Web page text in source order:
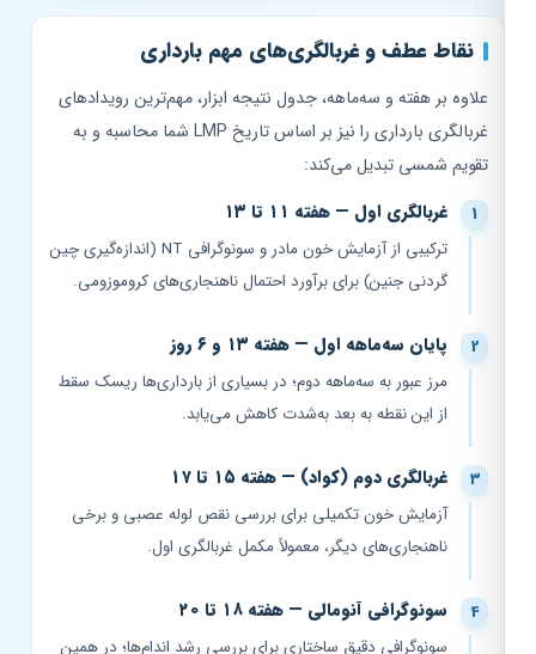
نقاط عطف و غربالگری‌های مهم بارداری
علاوه بر هفته و سه‌ماهه، جدول نتیجه ابزار، مهم‌ترین رویدادهای
غربالگری بارداری را نیز بر اساس تاریخ LMP شما محاسبه و به
تقویم شمسی تبدیل می‌کند:
غربالگری اول — هفته ۱۱ تا ۱۳
ترکیبی از آزمایش خون مادر و سونوگرافی NT (اندازه‌گیری چین
گردنی جنین) برای برآورد احتمال ناهنجاری‌های کروموزومی.
پایان سه‌ماهه اول — هفته ۱۳ و ۶ روز
مرز عبور به سه‌ماهه دوم؛ در بسیاری از بارداری‌ها ریسک سقط
از این نقطه به بعد به‌شدت کاهش می‌یابد.
غربالگری دوم (کواد) — هفته ۱۵ تا ۱۷
آزمایش خون تکمیلی برای بررسی نقص لوله عصبی و برخی
ناهنجاری‌های دیگر، معمولاً مکمل غربالگری اول.
سونوگرافی آنومالی — هفته ۱۸ تا ۲۰
سونوگرافی دقیق ساختاری برای بررسی رشد اندام‌ها؛ در همین